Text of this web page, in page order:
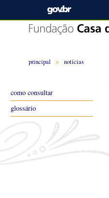
principal > notícias
como consultar
glossário